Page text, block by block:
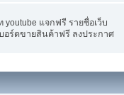
แจกฟรี รายชื่อเว็บ
อร์ดขายสินค้าฟรี ลงประกาศ